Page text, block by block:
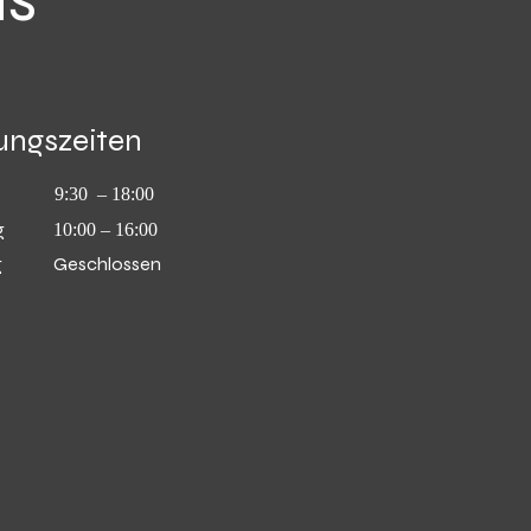
9:30 – 18:00
10:00 – 16:00
Geschlossen